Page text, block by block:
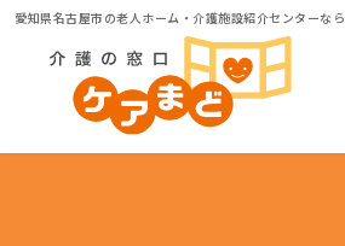
愛知県名古屋市の老人ホーム・介護施設紹介センターな